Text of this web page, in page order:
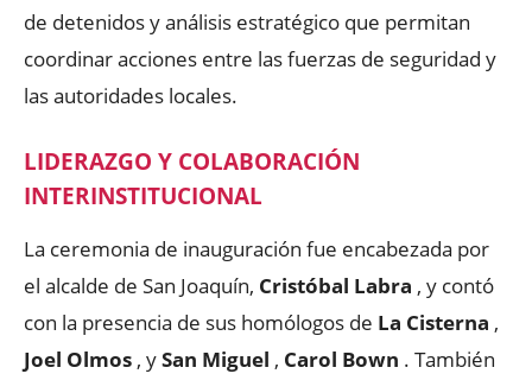
de detenidos y análisis estratégico que permitan
coordinar acciones entre las fuerzas de seguridad y
las autoridades locales.
LIDERAZGO Y COLABORACIÓN
INTERINSTITUCIONAL
La ceremonia de inauguración fue encabezada por
el alcalde de San Joaquín, Cristóbal Labra , y contó
con la presencia de sus homólogos de La Cisterna ,
Joel Olmos , ySan Miguel , Carol Bown . También